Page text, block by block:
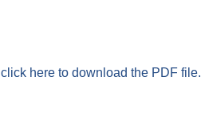
click here to download the PDF file.